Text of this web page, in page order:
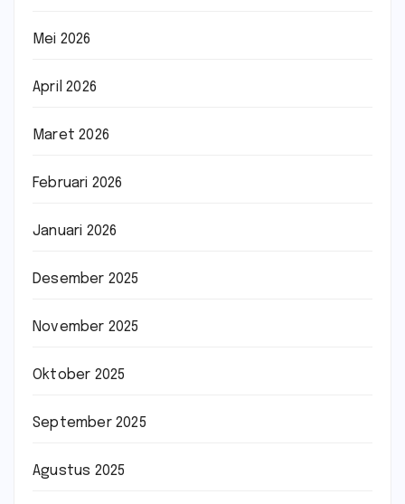
Mei 2026
April 2026
Maret 2026
Februari 2026
Januari 2026
Desember 2025
November 2025
Oktober 2025
September 2025
Agustus 2025